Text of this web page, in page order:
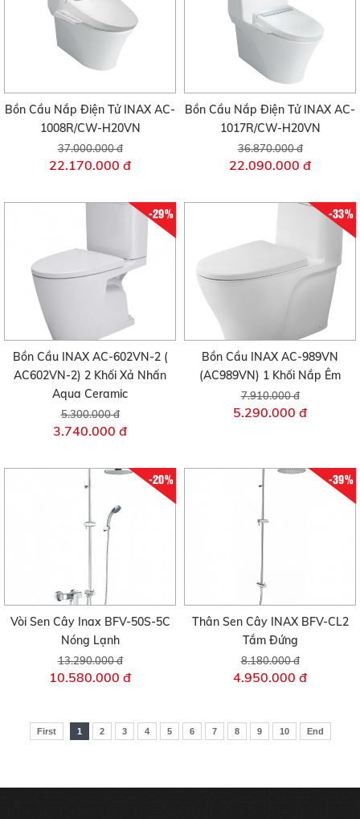
Bồn Cầu Nắp Điện Tử INAX AC-
1008R/CW-H20VN
37.000.000 đ
22.170.000 đ
Bồn Cầu Nắp Điện Tử INAX AC-
1017R/CW-H20VN
36.870.000 đ
22.090.000 đ
-29%
Bồn Cầu INAX AC-602VN-2 (
AC602VN-2) 2 Khối Xả Nhấn
Aqua Ceramic
5.300.000 đ
3.740.000 đ
-33%
Bồn Cầu INAX AC-989VN
(AC989VN) 1 Khối Nắp Êm
7.910.000 đ
5.290.000 đ
-20%
Vòi Sen Cây Inax BFV-50S-5C
Nóng Lạnh
13.290.000 đ
10.580.000 đ
-39%
Thân Sen Cây INAX BFV-CL2
Tắm Đứng
8.180.000 đ
4.950.000 đ
First 1 2 3 4 5 6 7 8 9 10 End